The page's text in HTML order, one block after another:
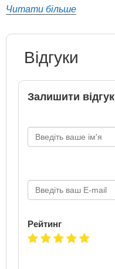
Читати більше
Відгуки
Залишити відгук
Рейтинг